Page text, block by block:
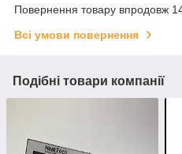
Повернення товару впродовж
Всі умови повернення
Подібні товари компанії